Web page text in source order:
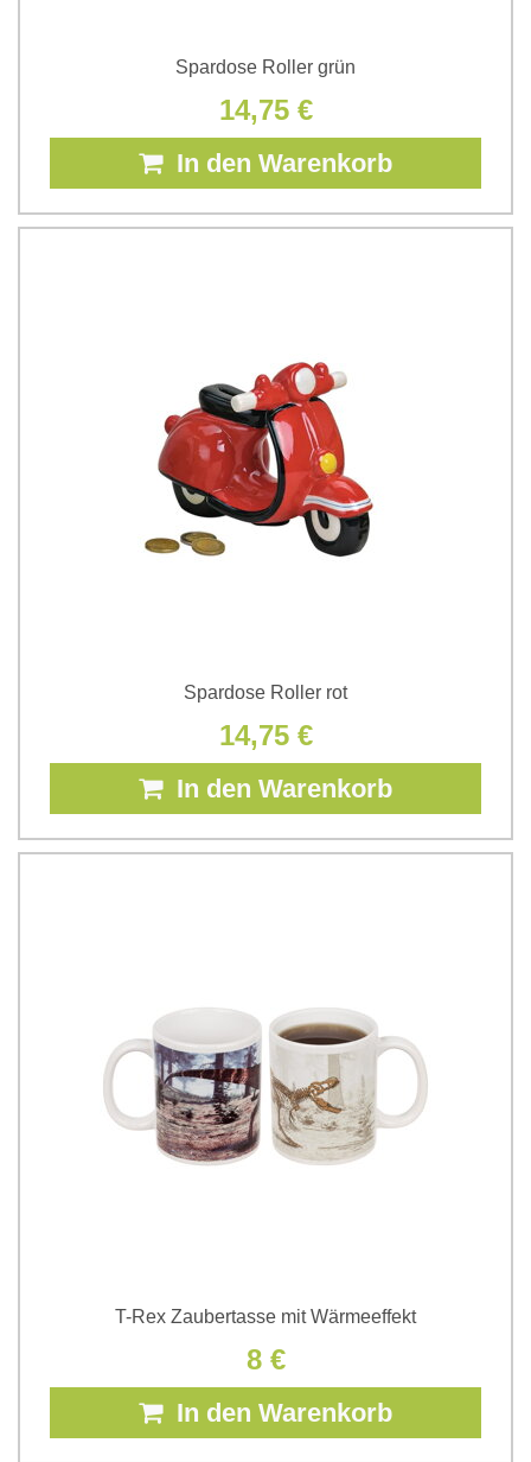
Spardose Roller grün
14,75 €
In den Warenkorb
Spardose Roller rot
14,75 €
In den Warenkorb
T-Rex Zaubertasse mit Wärmeeffekt
8 €
In den Warenkorb